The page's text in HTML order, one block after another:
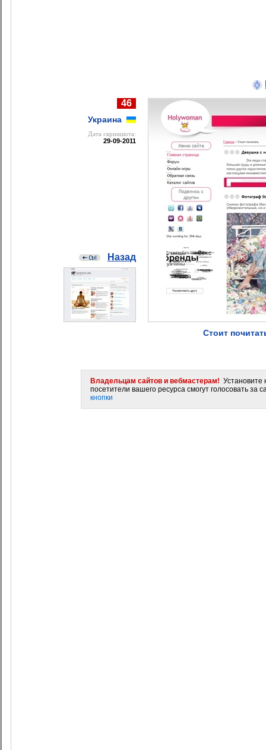
46
Украина
Дата cкриншота:
29-09-2011
Назад
Стоит
Владельцам сайтов и вебмастерам! Установите
посетители вашего ресурса смогут голосовать за
кнопки